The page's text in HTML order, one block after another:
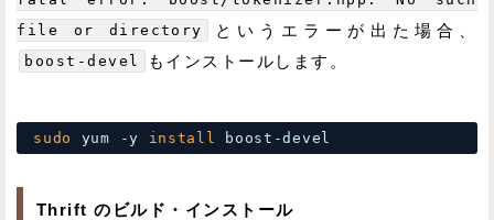
file or directory
というエラーが出た場合、
boost-devel もインストールします。
sudo yum -y install boost-devel
Thrift のビルド・インストール